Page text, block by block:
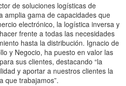
de soluciones logísticas de
amplia gama de capacidades que
electrónico, la logística inversa y
frente a todas las necesidades
hasta la distribución. Ignacio de
y Negocio, ha puesto en valor las
sus clientes, destacando “la
y aportar a nuestros clientes la
que trabajamos”.